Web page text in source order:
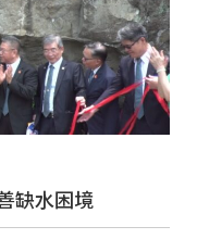
缺水困境